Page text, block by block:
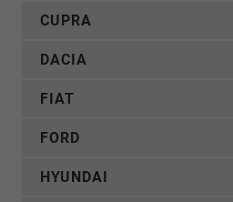
CUPRA
DACIA
FIAT
FORD
HYUNDAI